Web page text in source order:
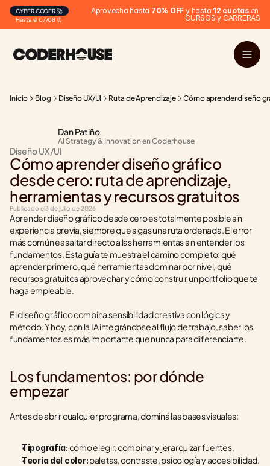
Hasta el 07/08 ⏰
CYBER CODER 🚀 Aprovecha hasta 70% OFF y hasta 12 cuotas en
CURSOS y CARRERAS
Inicio Blog Diseño UX/UI Ruta de Aprendizaje Cómo aprender diseño
Dan Patiño
AI Strategy & Innovation en Coderhouse
Diseño UX/UI
Cómo aprender diseño gráfico
desde cero: ruta de aprendizaje,
herramientas y recursos gratuitos
Publicado el3 de julio de 2026
Aprender diseño gráfico desde cero es totalmente posible sin
experiencia previa, siempre que sigas una ruta ordenada. El error
más común es saltar directo a las herramientas sin entender los
fundamentos. Esta guía te muestra el camino completo: qué
aprender primero, qué herramientas dominar por nivel, qué
recursos gratuitos aprovechar y cómo construir un portfolio que te
haga empleable.
El diseño gráfico combina sensibilidad creativa con lógica y
método. Y hoy, con la IA integrándose al flujo de trabajo, saber los
fundamentos es más importante que nunca para diferenciarte.
Los fundamentos: por dónde
empezar
Antes de abrir cualquier programa, dominá las bases visuales:
Tipografía: cómo elegir, combinar y jerarquizar fuentes.
Teoría del color: paletas, contraste, psicología y accesibilidad.